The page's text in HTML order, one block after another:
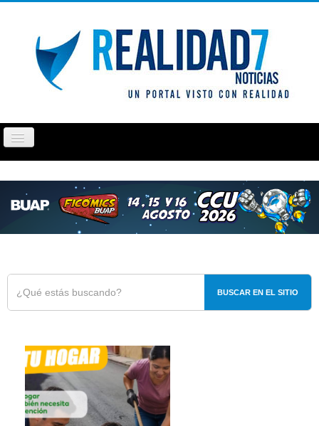
Cambiar
navegación
PUEBLA TLAXCALA OPINIÓN
BUSCAR EN EL SITIO